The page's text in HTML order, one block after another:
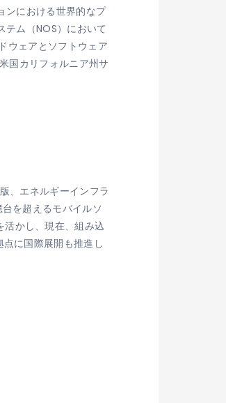
ンにおける世界的なプ
ム（NOS）において
ウェアとソフトウェア
国カリフォルニア州サ
、エネルギーインフラ
を超えるモバイルソ
かし、現在、組み込
に国際展開も推進し